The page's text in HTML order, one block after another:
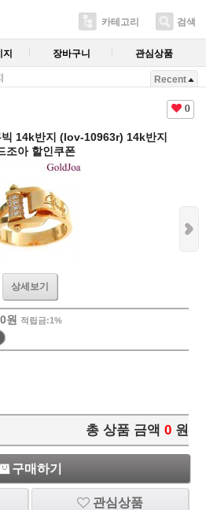
카테고리 검색
지 장바구니 관심상품
Recent
0
14k반지 (lov-10963r) 14k반지
조아 할인쿠폰
상세보기
원 적립금:1%
총 상품 금액 0 원
구매하기
관심상품